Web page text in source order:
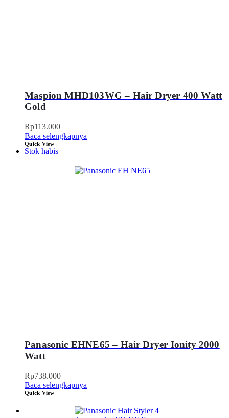
Maspion MHD103WG – Hair Dryer 400 Watt
Gold
Rp113.000
Baca selengkapnya
Quick View
Stok habis
Panasonic EHNE65 – Hair Dryer Ionity 2000
Watt
Rp738.000
Baca selengkapnya
Quick View